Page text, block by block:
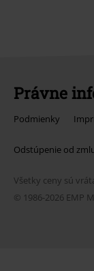
Právne
Podmienky
Odstúpenie od
Všetky ceny sú
© 1986-2026 EMP